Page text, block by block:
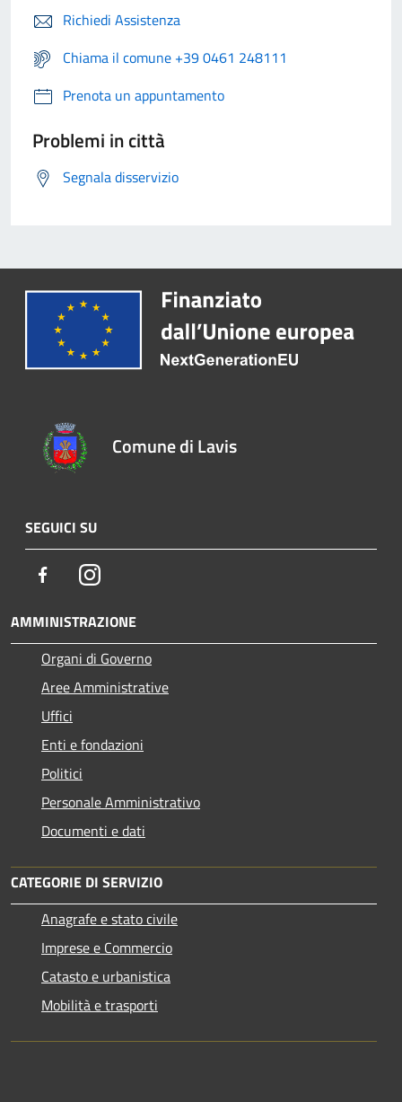
Richiedi Assistenza
Chiama il comune +39 0461 248111
Prenota un appuntamento
Problemi in città
Segnala disservizio
Comune di Lavis
SEGUICI SU
FacebookInstagram
AMMINISTRAZIONE
Organi di Governo
Aree Amministrative
Uffici
Enti e fondazioni
Politici
Personale Amministrativo
Documenti e dati
CATEGORIE DI SERVIZIO
Anagrafe e stato civile
Imprese e Commercio
Catasto e urbanistica
Mobilità e trasporti